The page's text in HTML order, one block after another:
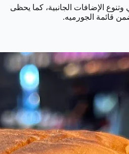
الإضافات الجانبية، كما يحظى
قائمة الجورميه.